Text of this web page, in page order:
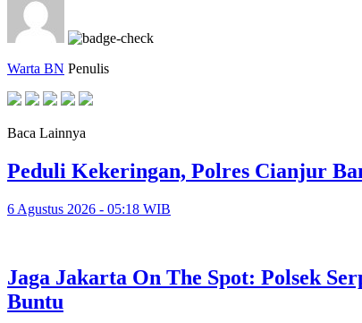
Warta BN Penulis
Baca Lainnya
Peduli Kekeringan, Polres Cianjur
6 Agustus 2026 - 05:18 WIB
Jaga Jakarta On The Spot: Polsek
Buntu